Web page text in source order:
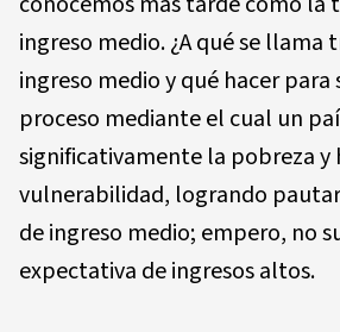
ingreso medio. ¿A qué se llama
ingreso medio y qué hacer para
proceso mediante el cual un
significativamente la pobreza y
vulnerabilidad, logrando
de ingreso medio; empero, no
expectativa de ingresos altos.